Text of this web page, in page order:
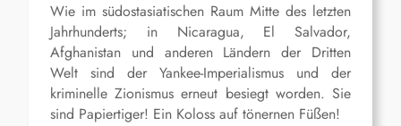
Wie im südostasiatischen Raum Mitte des letzten
Jahrhunderts; in Nicaragua, El Salvador,
Afghanistan und anderen Ländern der Dritten
Welt sind der Yankee-Imperialismus und der
kriminelle Zionismus erneut besiegt worden. Sie
sind Papiertiger! Ein Koloss auf tönernen Füßen!